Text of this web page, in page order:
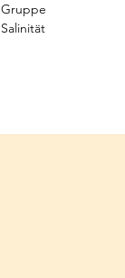
Gruppe
Salinität